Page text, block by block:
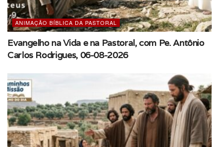
ANIMAÇÃO BÍBLICA DA PASTORAL
Evangelho na Vida e na Pastoral, com Pe. Antônio
Carlos Rodrigues, 06-08-2026